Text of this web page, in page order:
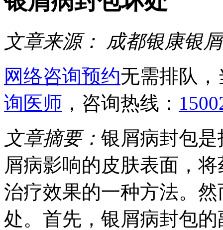
文章来源：
成都银康银
网络咨询预约无需排队
询医师 ，咨询热线：
文章摘要： 银屑病封包
屑病影响的皮肤表面，
治疗效果的一种方法。
处。首先，银屑病封包